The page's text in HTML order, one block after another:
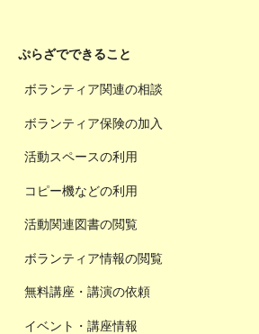
ぷらざでできること
ボランティア関連の相談
ボランティア保険の加入
活動スペースの利用
コピー機などの利用
活動関連図書の閲覧
ボランティア情報の閲覧
無料講座・講演の依頼
イベント・講座情報